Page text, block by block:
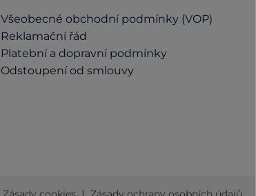
Všeobecné obchodní podmínky (VOP)
Reklamační řád
Platební a dopravní podmínky
Odstoupení od smlouvy